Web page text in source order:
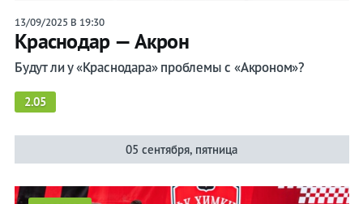
13/09/2025 В 19:30
Краснодар — Акрон
Будут ли у «Краснодара» проблемы с «Акроном»?
2.05
05 сентября, пятница